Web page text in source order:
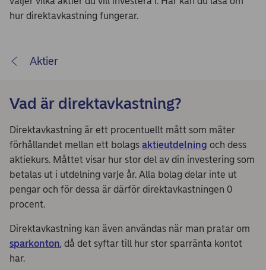
hur direktavkastning fungerar.
Aktier
Vad är direktavkastning?
Direktavkastning är ett procentuellt mått som mäter
förhållandet mellan ett bolags aktieutdelning och dess
aktiekurs. Måttet visar hur stor del av din investering som
betalas ut i utdelning varje år. Alla bolag delar inte ut
pengar och för dessa är därför direktavkastningen 0
procent.
Direktavkastning kan även användas när man pratar om
sparkonton, då det syftar till hur stor sparränta kontot
har.